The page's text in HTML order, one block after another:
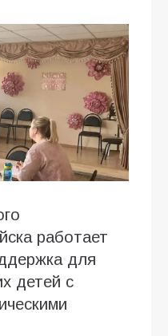
работает
для
детей с